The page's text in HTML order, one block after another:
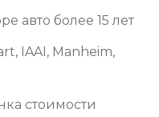
авто более 15 лет
IAAI, Manheim,
стоимости